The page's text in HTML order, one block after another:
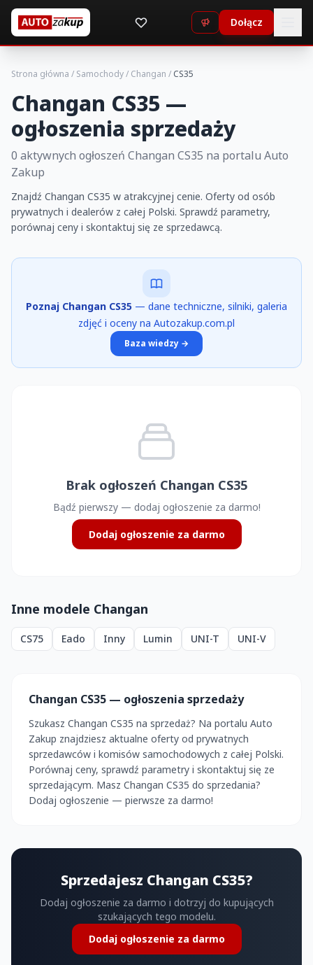
Dołącz
Strona główna / Samochody/ Changan / CS35
Changan CS35 —
ogłoszenia sprzedaży
0 aktywnych ogłoszeń Changan CS35 na portalu Auto
Zakup
Znajdź Changan CS35 w atrakcyjnej cenie. Oferty od osób
prywatnych i dealerów z całej Polski. Sprawdź parametry,
porównaj ceny i skontaktuj się ze sprzedawcą.
Poznaj Changan CS35 — dane techniczne, silniki, galeria
zdjęć i oceny na Autozakup.com.pl
Baza wiedzy →
Brak ogłoszeń Changan CS35
Bądź pierwszy — dodaj ogłoszenie za darmo!
Dodaj ogłoszenie za darmo
Inne modele Changan
CS75 Eado Inny Lumin UNI-T UNI-V
Changan CS35 — ogłoszenia sprzedaży
Szukasz Changan CS35 na sprzedaż? Na portalu Auto
Zakup znajdziesz aktualne oferty od prywatnych
sprzedawców i komisów samochodowych z całej Polski.
Porównaj ceny, sprawdź parametry i skontaktuj się ze
sprzedającym. Masz Changan CS35 do sprzedania?
Dodaj ogłoszenie — pierwsze za darmo!
Sprzedajesz Changan CS35?
Dodaj ogłoszenie za darmo i dotrzyj do kupujących
szukających tego modelu.
Dodaj ogłoszenie za darmo